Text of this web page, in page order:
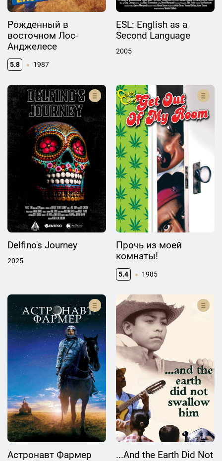
Рожденный в
восточном Лос-
Анджелесе
5.8 1987
ESL: English as a
Second Language
2005
Delfino's Journey
2025
Прочь из моей
комнаты!
5.4 1985
Астронавт Фармер
...And the Earth Did Not